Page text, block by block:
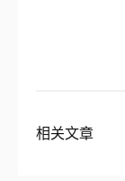
相关文章